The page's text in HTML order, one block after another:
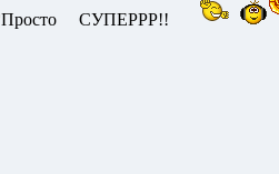
Просто СУПЕРРР!!